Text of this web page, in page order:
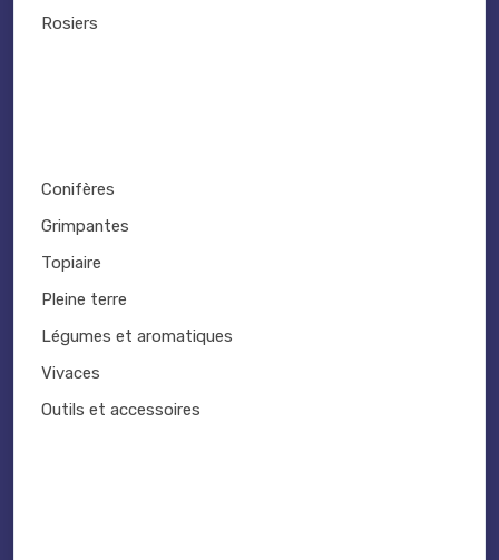
Rosiers
Conifères
Grimpantes
Topiaire
Pleine terre
Légumes et aromatiques
Vivaces
Outils et accessoires